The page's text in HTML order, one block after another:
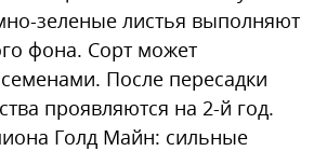
зеленые листья выполняют
фона. Сорт может
После пересадки
проявляются на 2-й год.
Голд Майн: сильные